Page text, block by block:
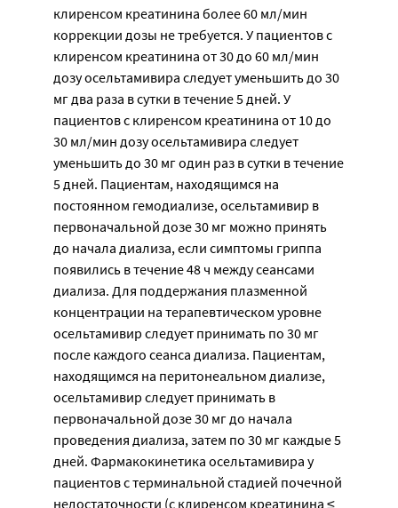
клиренсом креатинина более 60 мл/мин
коррекции дозы не требуется. У пациентов с
клиренсом креатинина от 30 до 60 мл/мин
дозу осельтамивира следует уменьшить до 30
мг два раза в сутки в течение 5 дней. У
пациентов с клиренсом креатинина от 10 до
30 мл/мин дозу осельтамивира следует
уменьшить до 30 мг один раз в сутки в течение
5 дней. Пациентам, находящимся на
постоянном гемодиализе, осельтамивир в
первоначальной дозе 30 мг можно принять
до начала диализа, если симптомы гриппа
появились в течение 48 ч между сеансами
диализа. Для поддержания плазменной
концентрации на терапевтическом уровне
осельтамивир следует принимать по 30 мг
после каждого сеанса диализа. Пациентам,
находящимся на перитонеальном диализе,
осельтамивир следует принимать в
первоначальной дозе 30 мг до начала
проведения диализа, затем по 30 мг каждые 5
дней. Фармакокинетика осельтамивира у
пациентов с терминальной стадией почечной
недостаточности (с клиренсом креатинина ≤